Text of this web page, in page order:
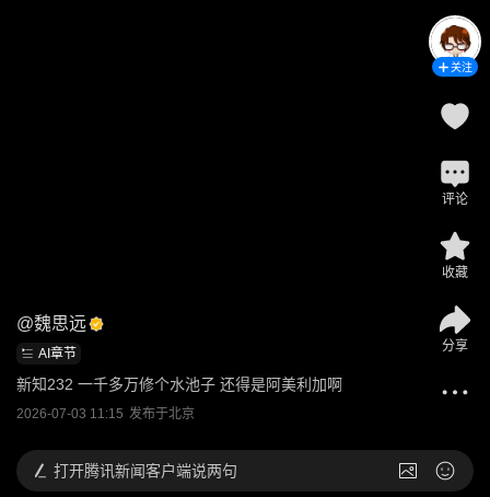
@魏思远
AI章节
新知232 一千多万修个水池子 还得是阿美利加啊
2026-07-03 11:15 发布于北京
关注
评论
收藏
分享
打开腾讯新闻客户端说两句